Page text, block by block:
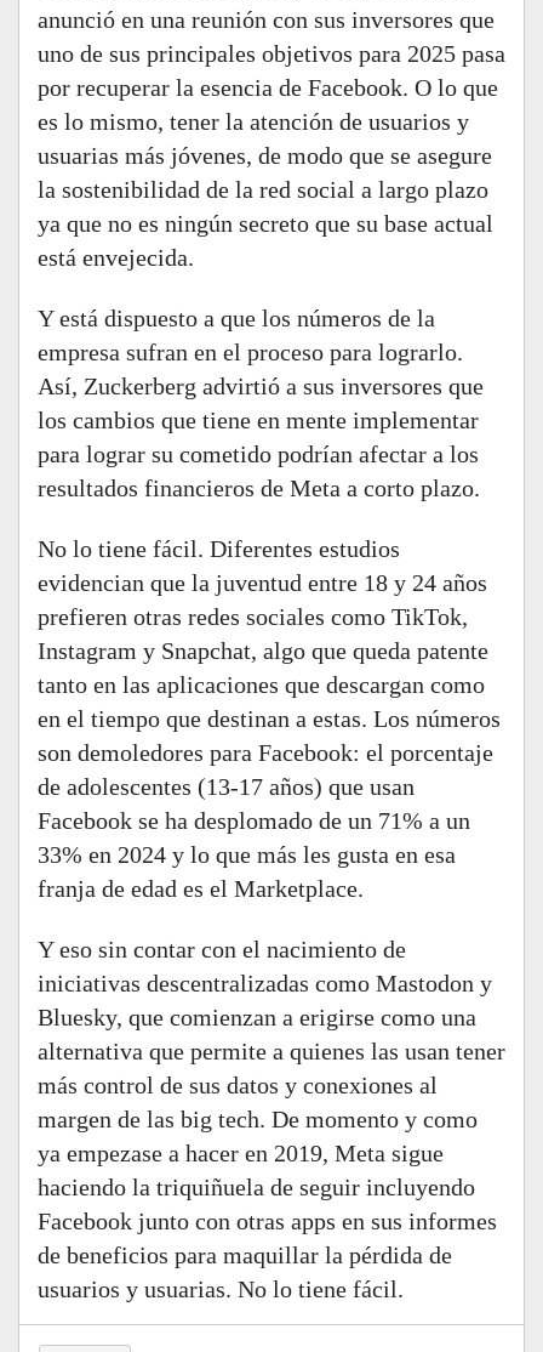
anunció en una reunión con sus inversores que
uno de sus principales objetivos para 2025 pasa
por recuperar la esencia de Facebook. O lo que
es lo mismo, tener la atención de usuarios y
usuarias más jóvenes, de modo que se asegure
la sostenibilidad de la red social a largo plazo
ya que no es ningún secreto que su base actual
está envejecida.
Y está dispuesto a que los números de la
empresa sufran en el proceso para lograrlo.
Así, Zuckerberg advirtió a sus inversores que
los cambios que tiene en mente implementar
para lograr su cometido podrían afectar a los
resultados financieros de Meta a corto plazo.
No lo tiene fácil. Diferentes estudios
evidencian que la juventud entre 18 y 24 años
prefieren otras redes sociales como TikTok,
Instagram y Snapchat, algo que queda patente
tanto en las aplicaciones que descargan como
en el tiempo que destinan a estas. Los números
son demoledores para Facebook: el porcentaje
de adolescentes (13-17 años) que usan
Facebook se ha desplomado de un 71% a un
33% en 2024 y lo que más les gusta en esa
franja de edad es el Marketplace.
Y eso sin contar con el nacimiento de
iniciativas descentralizadas como Mastodon y
Bluesky, que comienzan a erigirse como una
alternativa que permite a quienes las usan tener
más control de sus datos y conexiones al
margen de las big tech. De momento y como
ya empezase a hacer en 2019, Meta sigue
haciendo la triquiñuela de seguir incluyendo
Facebook junto con otras apps en sus informes
de beneficios para maquillar la pérdida de
usuarios y usuarias. No lo tiene fácil.